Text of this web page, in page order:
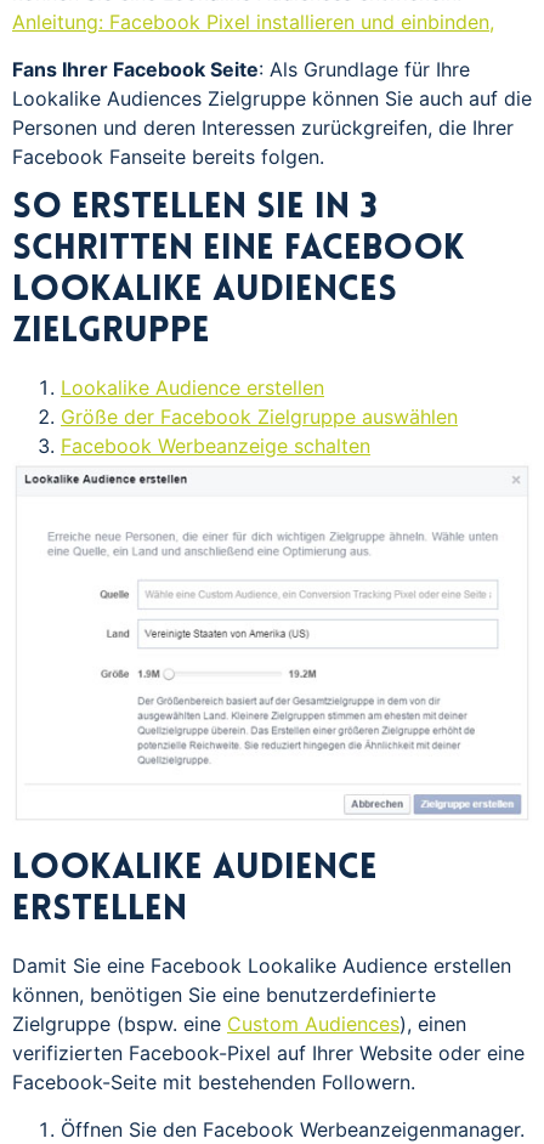
Anleitung: Facebook Pixel installieren und einbinden,
Fans Ihrer Facebook Seite: Als Grundlage für Ihre
Lookalike Audiences Zielgruppe können Sie auch auf die
Personen und deren Interessen zurückgreifen, die Ihrer
Facebook Fanseite bereits folgen.
So erstellen Sie in 3
Schritten eine Facebook
Lookalike Audiences
Zielgruppe
Lookalike Audience erstellen
Größe der Facebook Zielgruppe auswählen
Facebook Werbeanzeige schalten
Lookalike Audience
erstellen
Damit Sie eine Facebook Lookalike Audience erstellen
können, benötigen Sie eine benutzerdefinierte
Zielgruppe (bspw. eine Custom Audiences), einen
verifizierten Facebook-Pixel auf Ihrer Website oder eine
Facebook-Seite mit bestehenden Followern.
Öffnen Sie den Facebook Werbeanzeigenmanager.